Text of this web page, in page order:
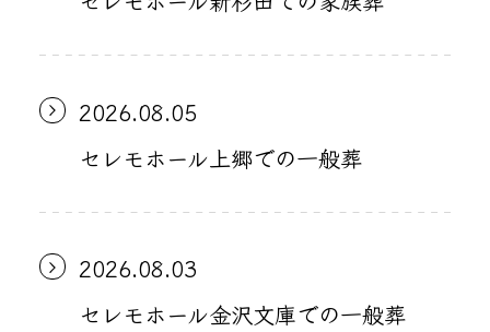
2026.08.05
セレモホール上郷での一般葬
2026.08.03
セレモホール金沢文庫での一般葬